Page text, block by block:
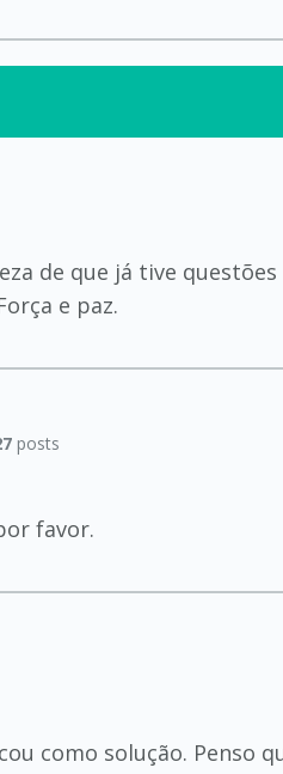
de que já tive
e paz.
posts
favor.
como solução. Penso